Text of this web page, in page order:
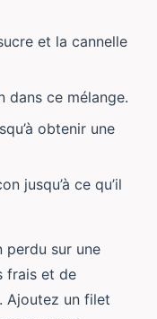
et la cannelle
dans ce mélange.
obtenir une
jusqu’à ce qu’il
perdu sur une
frais et de
Ajoutez un filet